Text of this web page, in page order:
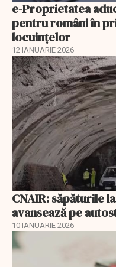
e-Proprietatea
pentru români în
locuințelor
12 IANUARIE 2026
CNAIR: săpăturile
avansează pe
10 IANUARIE 2026